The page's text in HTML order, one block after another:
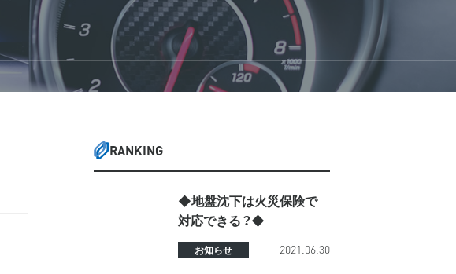
RANKING
◆地盤沈下は火災保険で
対応できる？◆
お知らせ 2021.06.30